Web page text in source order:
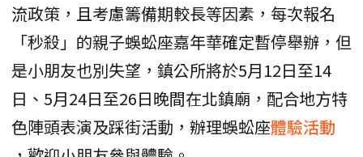
流政策，且考慮籌備期較長等因素，每次報名
「秒殺」的親子蜈蚣座嘉年華確定暫停舉辦，但
是小朋友也別失望，鎮公所將於5月12日至14
日、5月24日至26日晚間在北鎮廟，配合地方特
色陣頭表演及踩街活動，辦理蜈蚣座體驗活動